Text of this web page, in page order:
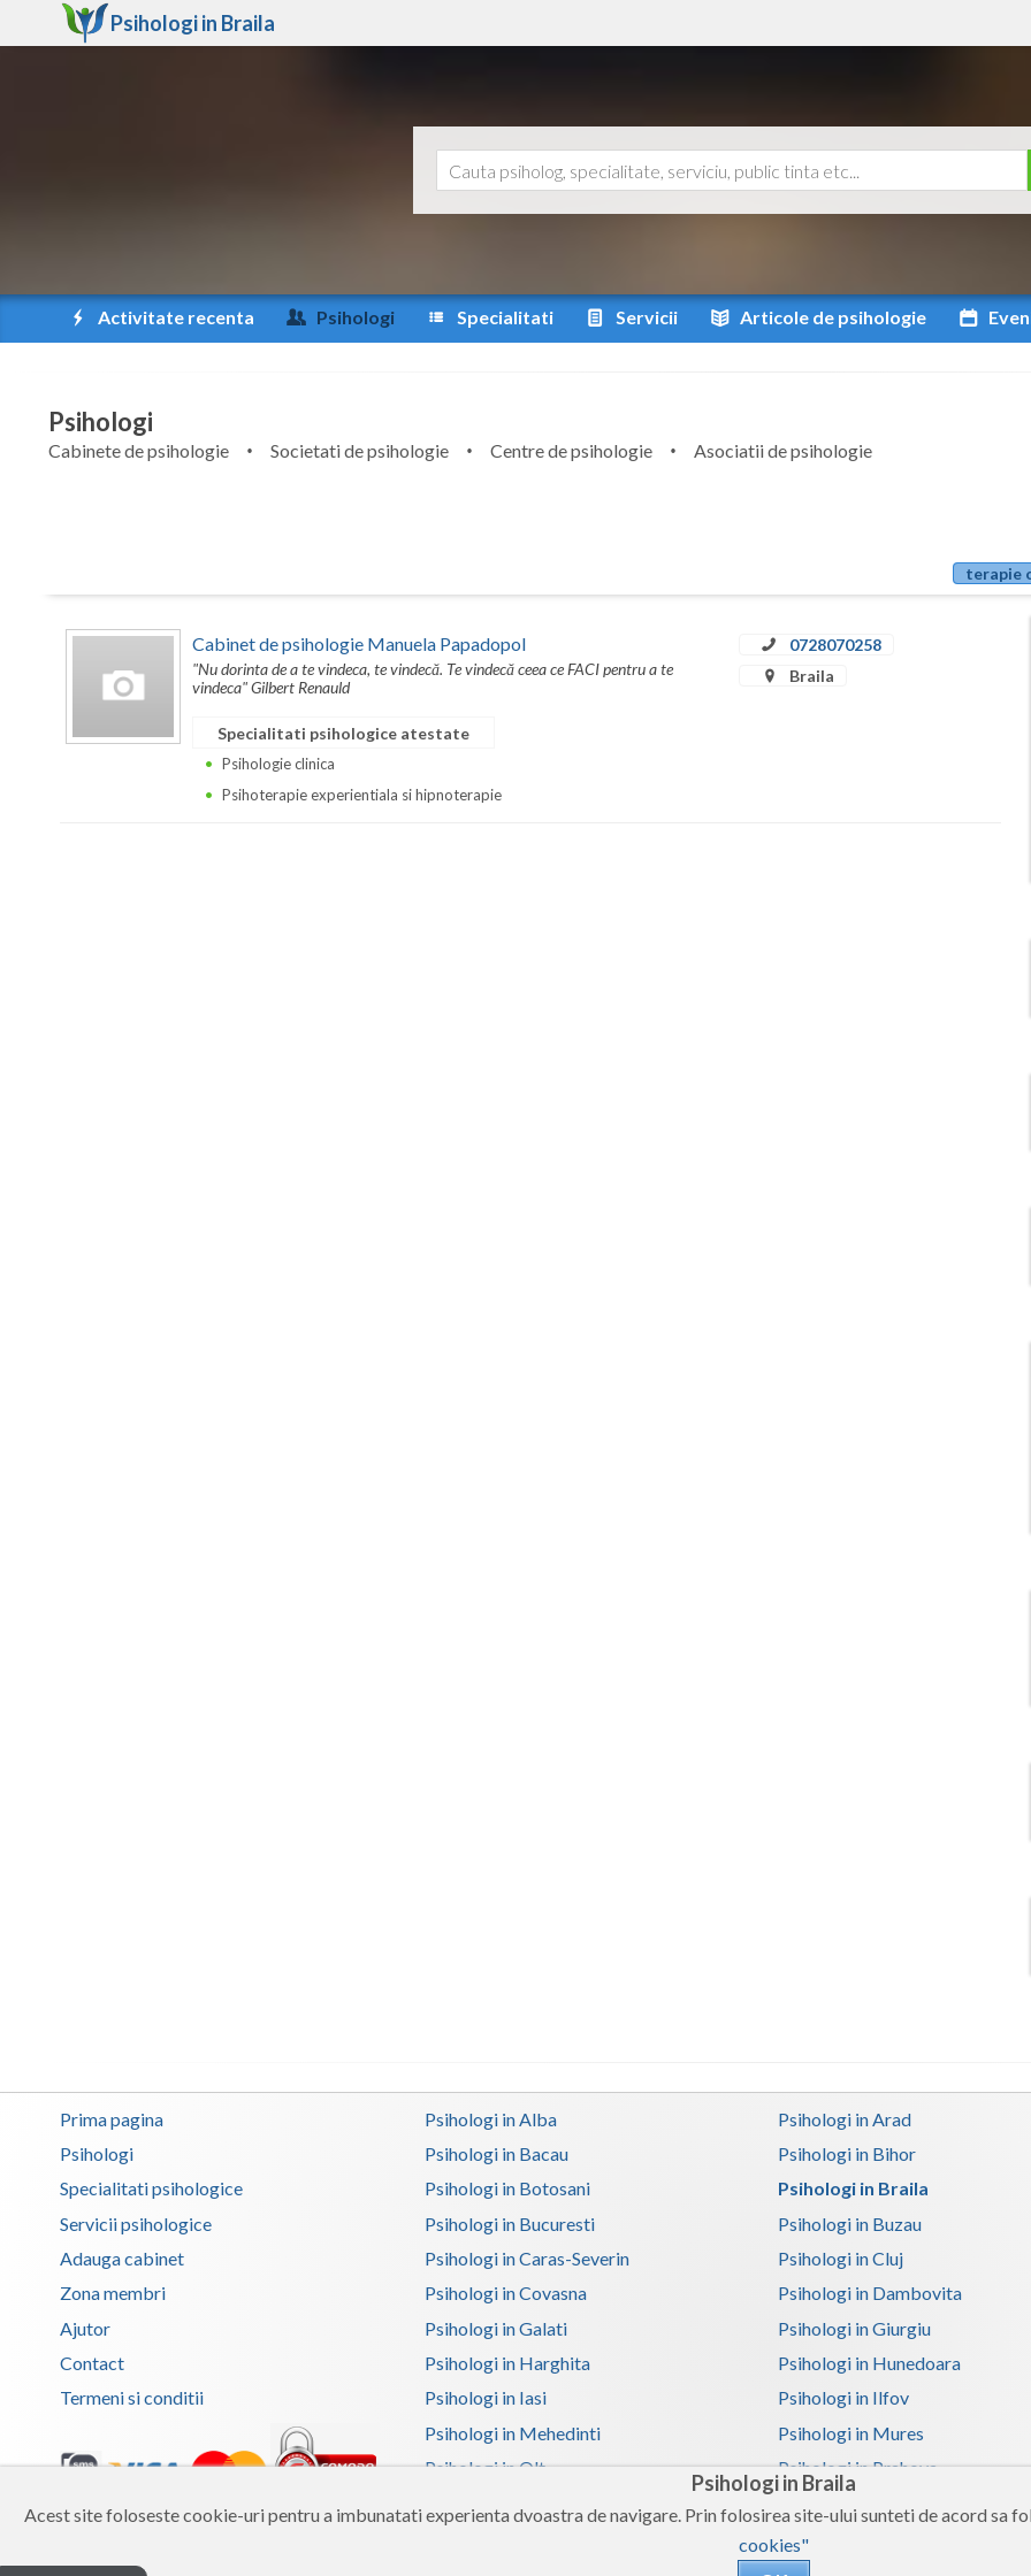
Psihologi in Braila
Acest site foloseste cookie-uri pentru a imbunatati experienta dvoastra de navigare. Prin folosirea site-ului sunteti de acord sa
cookies"
Psihologi in Braila
Activitate recenta Psihologi Specialitati Servicii Articole de psihologie
Psihologi
Cabinete de psihologie Societati de psihologie Centre de psihologie
Asociatii de psihologie
terapie
Cabinet de psihologie Manuela Papadopol
"Nu dorinta de a te vindeca, te vindecă. Te vindecă ceea ce FACI pentru a te
vindeca" Gilbert Renauld
0728070258
Braila
Specialitati psihologice atestate
Psihologie clinica
Psihoterapie experientiala si hipnoterapie
Prima pagina
Psihologi
Specialitati psihologice
Servicii psihologice
Adauga cabinet
Zona membri
Ajutor
Contact
Termeni si conditii
Copyright 2026 Reframing SRL
Built from scratch with
Psihologi in Alba Psihologi in Arad
Psihologi in Bacau
Psihologi in Bihor
Psihologi in Botosani
Psihologi in Braila
Psihologi in Bucuresti
Psihologi in Buzau
Psihologi in Caras-Severin
Psihologi in Cluj
Psihologi in Covasna
Psihologi in Dambovita
Psihologi in Galati
Psihologi in Giurgiu
Psihologi in Harghita
Psihologi in Hunedoara
Psihologi in Iasi
Psihologi in Ilfov
Psihologi in Mehedinti
Psihologi in Mures
Psihologi in Olt
Psihologi in Prahova
Psihologi in Timis